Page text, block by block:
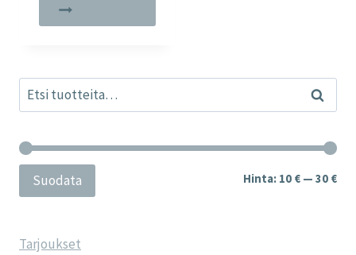
useampi
valinnat
sivulla.
Etsi: Haku
Suodata Hinta: 10 € — 30 €
Tarjoukset